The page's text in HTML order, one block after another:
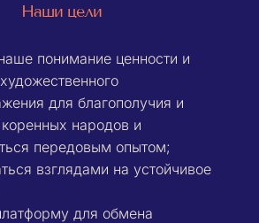
Наши цели
понимание ценности и
для благополучия и
народов и
передовым опытом;
взглядами на устойчивое
для обмена